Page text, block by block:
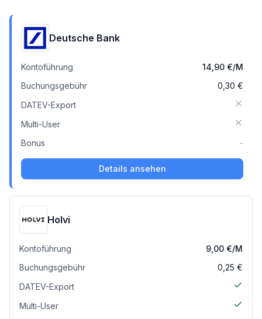
Deutsche Bank
Kontoführung 14,90 €/M
Buchungsgebühr
0,30 €
DATEV-Export
Multi-User
Bonus
-
Details ansehen
Holvi
Kontoführung 9,00 €/M
Buchungsgebühr
0,25 €
DATEV-Export
Multi-User